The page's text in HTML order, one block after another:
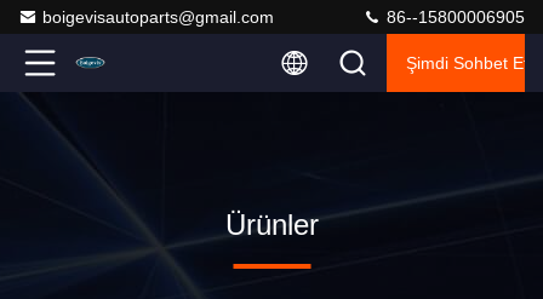
boigevisautoparts@gmail.com 86--15800006905
Şimdi Sohbet Et.
Ürünler